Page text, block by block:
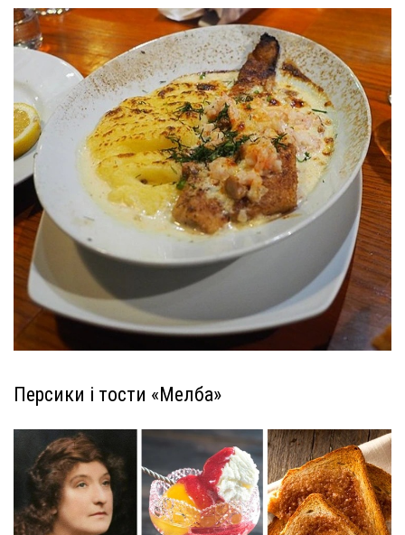
Персики і тости «Мелба»